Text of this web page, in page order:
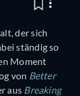
der sich
ständig so
Moment
von Better
aus Breaking